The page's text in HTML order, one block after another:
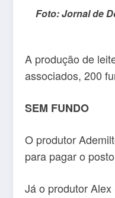
Foto: Jornal de
A produção de
associados, 200
SEM FUNDO
O produtor
para pagar o
Já o produtor